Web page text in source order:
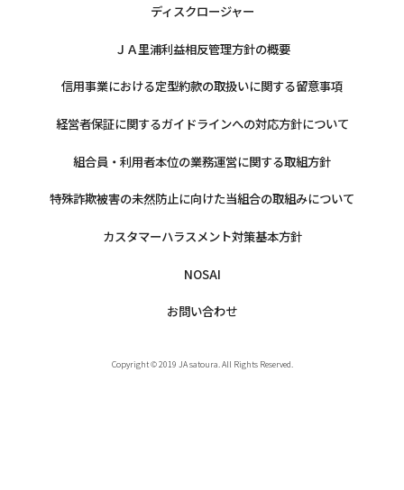
ディスクロージャー
ＪＡ里浦利益相反管理方針の概要
信用事業における定型約款の取扱いに関する留意事項
経営者保証に関するガイドラインへの対応方針について
組合員・利用者本位の業務運営に関する取組方針
特殊詐欺被害の未然防止に向けた当組合の取組みについて
カスタマーハラスメント対策基本方針
NOSAI
お問い合わせ
Copyright © 2019 JA satoura. All Rights Reserved.